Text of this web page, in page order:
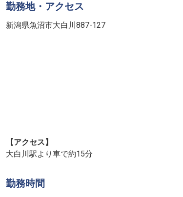
勤務地・アクセス
新潟県魚沼市大白川887-127
【アクセス】
大白川駅より車で約15分
勤務時間